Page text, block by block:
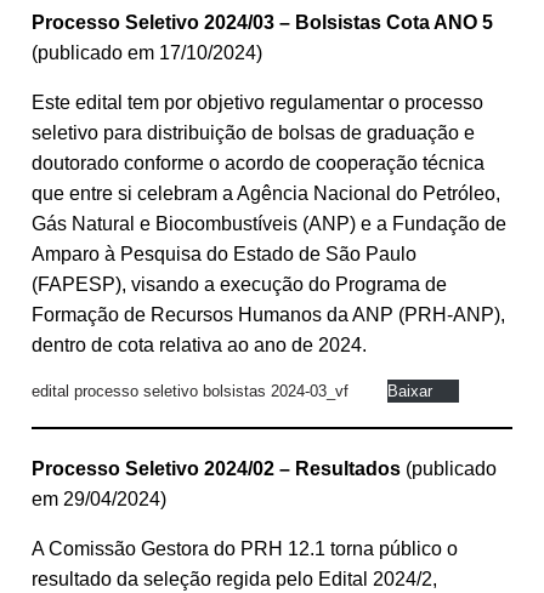
Processo Seletivo 2024/03 – Bolsistas Cota ANO 5
(publicado em 17/10/2024)
Este edital tem por objetivo regulamentar o processo
seletivo para distribuição de bolsas de graduação e
doutorado conforme o acordo de cooperação técnica
que entre si celebram a Agência Nacional do Petróleo,
Gás Natural e Biocombustíveis (ANP) e a Fundação de
Amparo à Pesquisa do Estado de São Paulo
(FAPESP), visando a execução do Programa de
Formação de Recursos Humanos da ANP (PRH-ANP),
dentro de cota relativa ao ano de 2024.
edital processo seletivo bolsistas 2024-03_vf Baixar
Processo Seletivo 2024/02 – Resultados (publicado
em 29/04/2024)
A Comissão Gestora do PRH 12.1 torna público o
resultado da seleção regida pelo Edital 2024/2,